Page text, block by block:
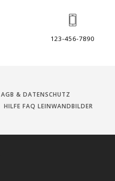
123-456-7890
AGB & DATENSCHUTZ
HILFE FAQ LEINWANDBILDER